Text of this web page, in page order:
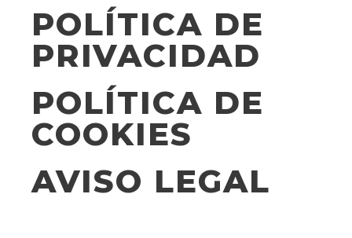
POLÍTICA DE
PRIVACIDAD
POLÍTICA DE
COOKIES
AVISO LEGAL